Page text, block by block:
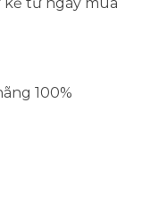
từ ngày mua
100%